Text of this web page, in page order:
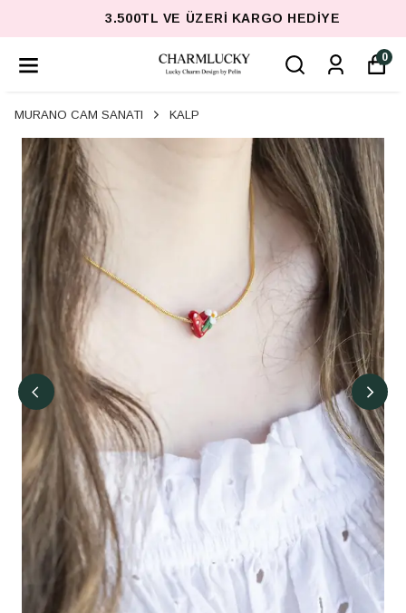
3.500TL VE ÜZERI KARGO HEDIYE
0
MURANO CAM SANATI KALP